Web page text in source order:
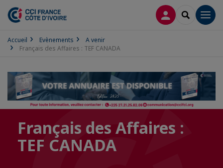
CONNEXION
Accueil Evènements
A venir
Français des Affaires : TEF CANADA
Français des Affaires :
TEF CANADA